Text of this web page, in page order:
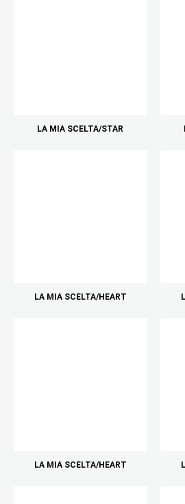
LA MIA SCELTA/STAR
LA MIA SCELTA/HEART
LA MIA SCELTA/HEART